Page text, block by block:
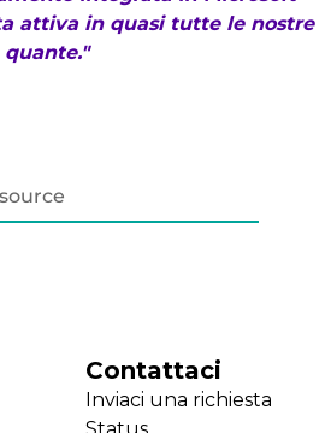
attiva in quasi tutte le nostre
Contattaci
Inviaci una richiesta